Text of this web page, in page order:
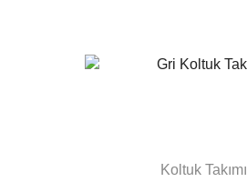
Koltuk Takımı